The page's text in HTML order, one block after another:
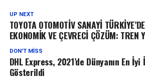
UP NEXT
TOYOTA OTOMOTİV SANAYİ
EKONOMİK VE ÇEVRECİ ÇÖZÜM: TREN
DON'T MISS
DHL Express, 2021’de Dünyanın En
Gösterildi